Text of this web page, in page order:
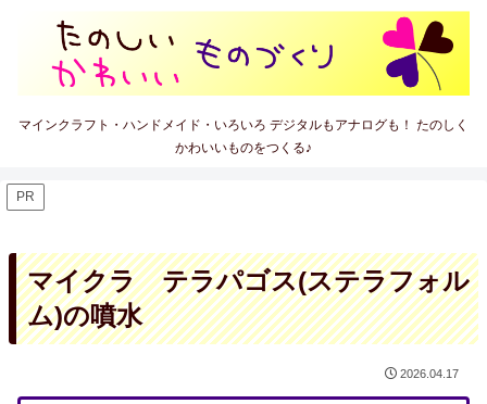
マインクラフト・ハンドメイド・いろいろ デジタルもアナログも！ たのしく
かわいいものをつくる♪
PR
マイクラ テラパゴス(ステラフォル
ム)の噴水
2026.04.17